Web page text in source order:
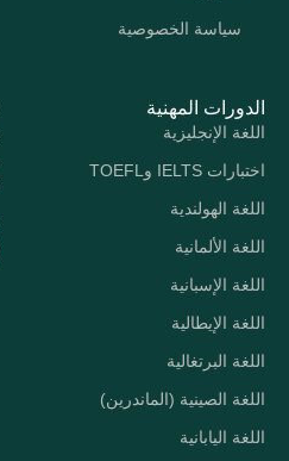
سياسة الخصوصية
الدورات المهنية
اللغة الإنجليزية
اختبارات IELTS وTOEFL
اللغة الهولندية
اللغة الألمانية
اللغة الإسبانية
اللغة الإيطالية
اللغة البرتغالية
اللغة الصينية (الماندرين)
اللغة اليابانية